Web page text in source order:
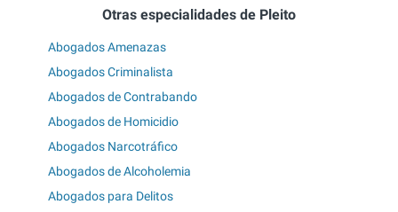
Otras especialidades de Pleito
Abogados Amenazas
Abogados Criminalista
Abogados de Contrabando
Abogados de Homicidio
Abogados Narcotráfico
Abogados de Alcoholemia
Abogados para Delitos